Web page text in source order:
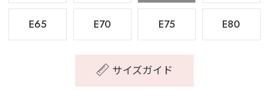
E65 E70 E75 E80
サイズガイド